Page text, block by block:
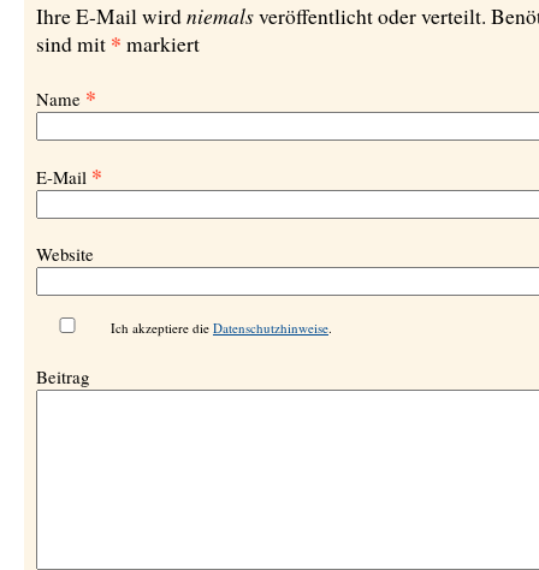
Ihre E-Mail wirdniemalsveröffentlicht oder verteilt.
sind mit * markiert
Name *
E-Mail *
Website
Ich akzeptiere die Datenschutzhinweise.
Beitrag